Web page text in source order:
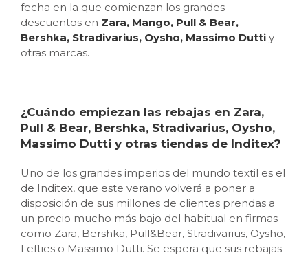
fecha en la que comienzan los grandes
descuentos en Zara, Mango, Pull & Bear,
Bershka, Stradivarius, Oysho, Massimo Dutti y
otras marcas.
¿Cuándo empiezan las rebajas en Zara,
Pull & Bear, Bershka, Stradivarius, Oysho,
Massimo Dutti y otras tiendas de Inditex?
Uno de los grandes imperios del mundo textil es el
de Inditex, que este verano volverá a poner a
disposición de sus millones de clientes prendas a
un precio mucho más bajo del habitual en firmas
como Zara, Bershka, Pull&Bear, Stradivarius, Oysho,
Lefties o Massimo Dutti. Se espera que sus rebajas